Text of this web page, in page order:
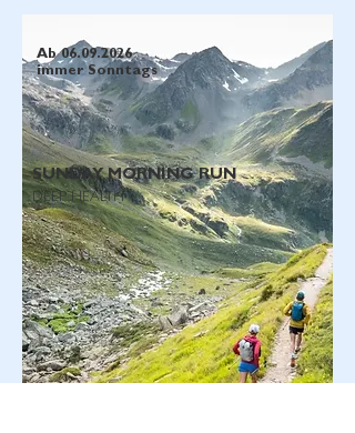
Ab06.09.2026
immer Sonntags
SUNDAY MORNING RUN
DEEP HEALTH
. .